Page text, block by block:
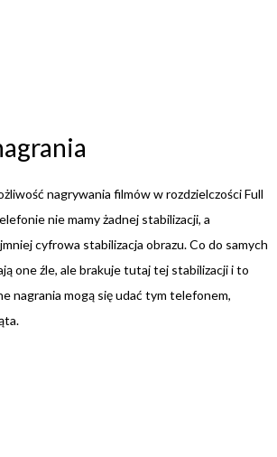
nagrywania filmów w rozdzielczości Full
nie mamy żadnej stabilizacji, a
cyfrowa stabilizacja obrazu. Co do samych
one źle, ale brakuje tutaj tej stabilizacji i to
nagrania mogą się udać tym telefonem,